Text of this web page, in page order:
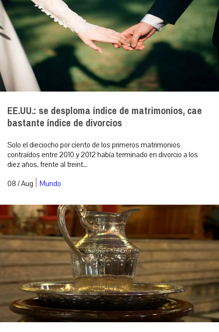
EE.UU.: se desploma índice de matrimonios, cae
bastante índice de divorcios
Solo el dieciocho por ciento de los primeros matrimonios
contraídos entre 2010 y 2012 había terminado en divorcio a los
diez años, frente al treint...
08 / Aug | Mundo